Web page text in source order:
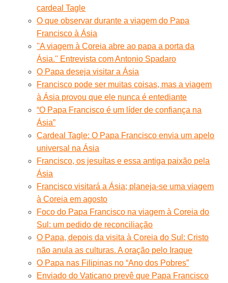
cardeal Tagle
O que observar durante a viagem do Papa
Francisco à Ásia
''A viagem à Coreia abre ao papa a porta da
Ásia.'' Entrevista com Antonio Spadaro
O Papa deseja visitar a Ásia
Francisco pode ser muitas coisas, mas a viagem
à Ásia provou que ele nunca é entediante
“O Papa Francisco é um líder de confiança na
Ásia”
Cardeal Tagle: O Papa Francisco envia um apelo
universal na Ásia
Francisco, os jesuítas e essa antiga paixão pela
Ásia
Francisco visitará a Ásia; planeja-se uma viagem
à Coreia em agosto
Foco do Papa Francisco na viagem à Coreia do
Sul: um pedido de reconciliação
O Papa, depois da visita à Coreia do Sul: Cristo
não anula as culturas. A oração pelo Iraque
O Papa nas Filipinas no “Ano dos Pobres”
Enviado do Vaticano prevê que Papa Francisco